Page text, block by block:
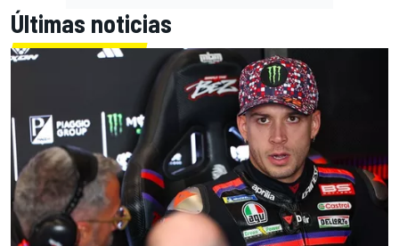
Últimas noticias